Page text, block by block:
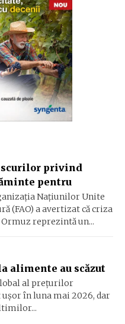
privind
pentru
Națiunilor Unite
(FAO) a avertizat că criza
reprezintă un...
alimente au scăzut
al preţurilor
în luna mai 2026, dar